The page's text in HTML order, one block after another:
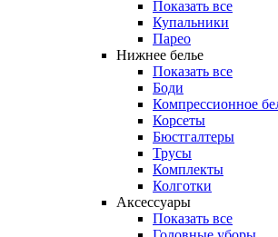
Показать все
Купальники
Парео
Нижнее белье
Показать все
Боди
Компрессионное
Корсеты
Бюстгалтеры
Трусы
Комплекты
Колготки
Аксессуары
Показать все